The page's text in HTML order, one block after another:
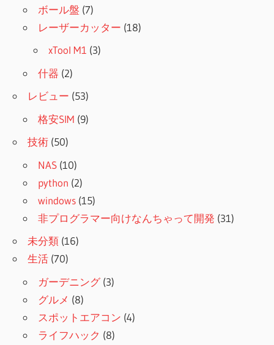
ボール盤 (7)
レーザーカッター (18)
xTool M1 (3)
什器 (2)
レビュー (53)
格安SIM (9)
技術 (50)
NAS (10)
python (2)
windows (15)
非プログラマー向けなんちゃって開発 (31)
未分類 (16)
生活 (70)
ガーデニング(3)
グルメ (8)
スポットエアコン (4)
ライフハック (8)